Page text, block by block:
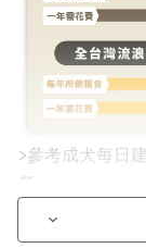
>參考成犬每日
餐。
>成犬體重以
keyboard_arrow_down